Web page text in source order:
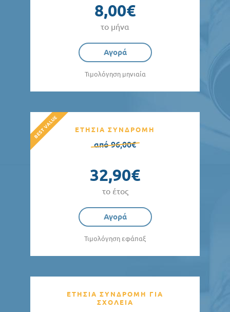
8,00€
το μήνα
Αγορά
Τιμολόγηση μηνιαία
ΕΤΗΣΙΑ ΣΥΝΔΡΟΜΗ
από 96,00€
32,90€
το έτος
Αγορά
Τιμολόγηση εφάπαξ
ΕΤΗΣΙΑ ΣΥΝΔΡΟΜΗ ΓΙΑ
ΣΧΟΛΕΙΑ